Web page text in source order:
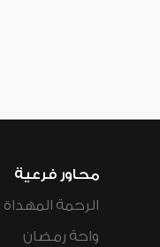
محاور فرعية
الرحمة المهداة
واحة رمضان